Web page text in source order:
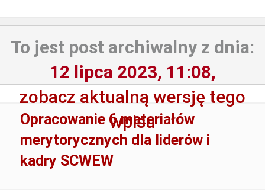
To jest post archiwalny z dnia:
12 lipca 2023, 11:08,
zobacz aktualną wersję tego
wpisu
Opracowanie 6 materiałów
merytorycznych dla liderów i
kadry SCWEW